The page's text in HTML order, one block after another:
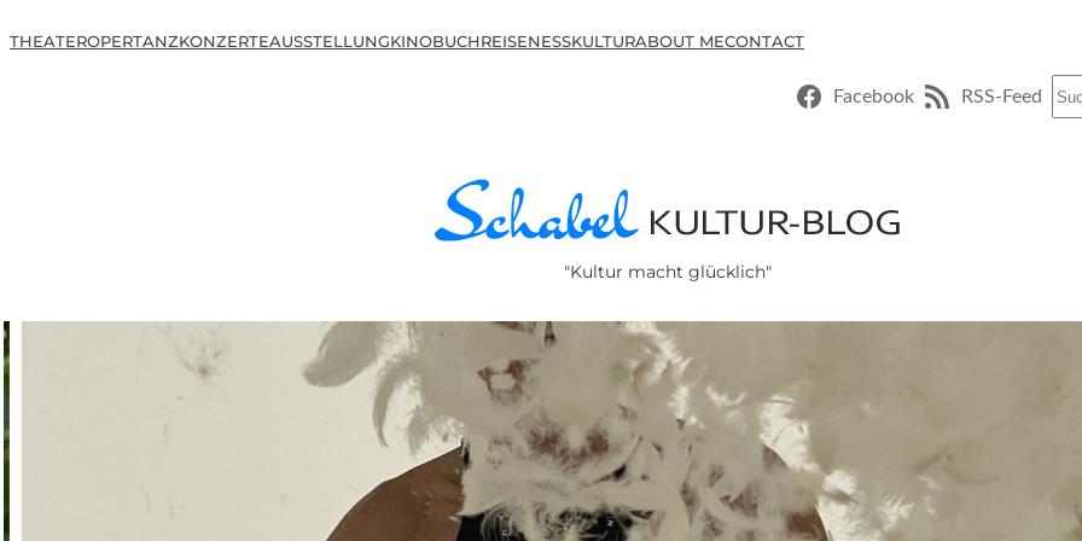
THEATEROPERTANZKONZERTEAUSSTELLUNGKINOBUCHREISENESSKULTURABOUT MECONTACT
Facebook RSS-Feed
"Kultur macht glücklich"